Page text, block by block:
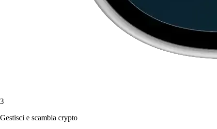
3
Gestisci e scambia crypto